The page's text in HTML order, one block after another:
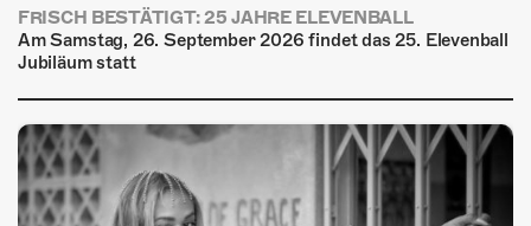
FRISCH BESTÄTIGT: 25 JAHRE ELEVENBALL
Am Samstag, 26. September 2026 findet das 25. Elevenball
Jubiläum statt